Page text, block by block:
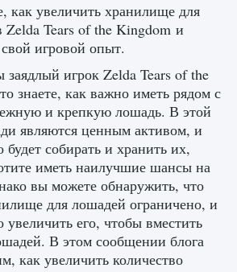
Palworld «Идет
— Невозможно начать
мира»
2 511 0 0
лиги Clash of Clans
как увеличить хранилище для
Zelda Tears of the Kingdom и
игровой опыт.
заядлый игрок Zelda Tears of the
знаете, как важно иметь рядом с
и крепкую лошадь. В этой
являются ценным активом, и
собирать и хранить их,
иметь наилучшие шансы на
вы можете обнаружить, что
для лошадей ограничено, и
его, чтобы вместить
В этом сообщении блога
как увеличить количество